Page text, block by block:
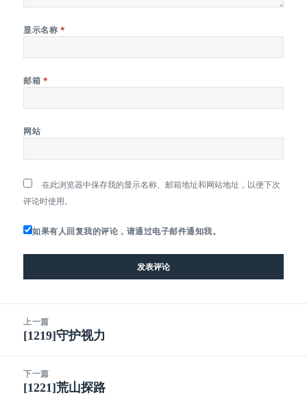
显示名称 *
邮箱 *
网站
在此浏览器中保存我的显示名称、邮箱地址和网站地址，以便下次
评论时使用。
如果有人回复我的评论，请通过电子邮件通知我。
上一篇
上
文
章：
[1219]守护视力
下一篇
下
[1221]荒山探路